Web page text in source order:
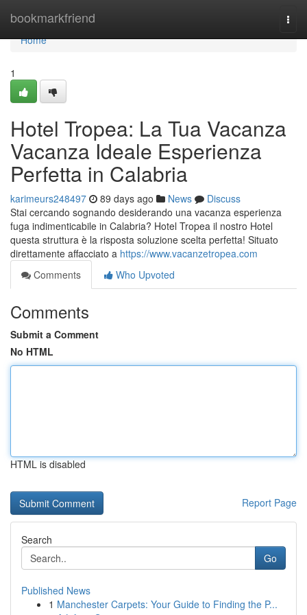
bookmarkfriend
Home
Home
1
Hotel Tropea: La Tua Vacanza
Vacanza Ideale Esperienza
Perfetta in Calabria
karimeurs248497 89 days ago News
Discuss
Stai cercando sognando desiderando una vacanza esperienza
fuga indimenticabile in Calabria? Hotel Tropea il nostro Hotel
questa struttura è la risposta soluzione scelta perfetta! Situato
direttamente affacciato a https://www.vacanzetropea.com
Comments
Who Upvoted
Comments
Submit a Comment
No HTML
HTML is disabled
Report Page
Search
Go
Published News
1 Manchester Carpets: Your Guide to Finding the P...